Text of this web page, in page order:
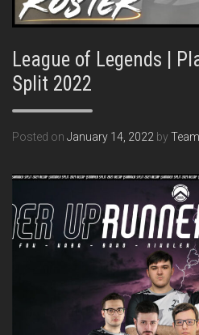
League of Legends |
Split 2022
Posted on January 14, 2022 by